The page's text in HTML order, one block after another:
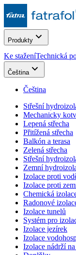
Produkty
Ke staženíTechnická
Čeština
Čeština
Střešní
Mechanicky
Lepená střecha
Přitížená střecha
Balkón a terasa
Zelená střecha
Střešní
Zemní
Izolace proti
Izolace proti
Chemická
Radonové
Izolace tunelů
Systém pro
Izolace jezírek
Izolace
Izolace nádrží